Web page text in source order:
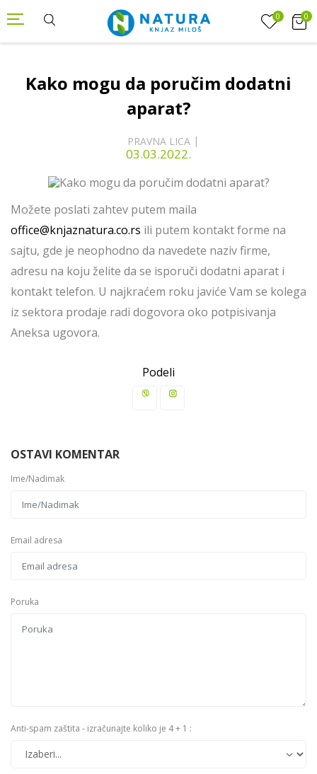
0 0
Kako mogu da poručim dodatni
aparat?
PRAVNA LICA
03.03.2022.
Možete poslati zahtev putem maila
office@knjaznatura.co.rs ili putem kontakt forme na
sajtu, gde je neophodno da navedete naziv firme,
adresu na koju želite da se isporuči dodatni aparat i
kontakt telefon. U najkraćem roku javiće Vam se kolega
iz sektora prodaje radi dogovora oko potpisivanja
Aneksa ugovora.
Podeli
OSTAVI KOMENTAR
Ime/Nadimak
Email adresa
Poruka
Anti-spam zaštita - izračunajte koliko je 4 + 1 :